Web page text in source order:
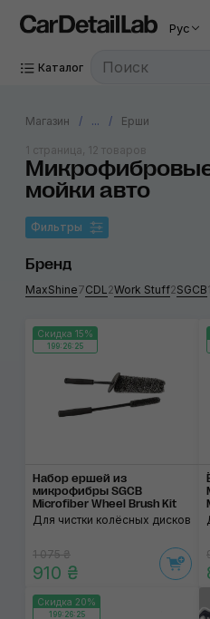
Рус
Каталог
Магазин ... Ерши
мойки авто
1 страница, 12 товаров
Фильтры
Бренд
MaxShine7CDL2Work Stuff2SGCB1
Скидка 15%
199:26:25
Набор ершей из
микрофибры SGCB
Microfiber Wheel Brush Kit
Для чистки колёсных дисков
1 075 ₴
910 ₴
Скидка 20%
199:26:25